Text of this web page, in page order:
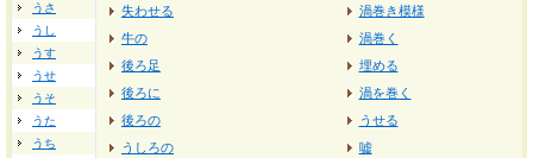
うさ
うし
うす
うせ
うそ
うた
うち
失わせる
牛の
後ろ足
後ろに
後ろの
うしろの
渦巻き模様
渦巻く
埋める
渦を巻く
うせる
嘘